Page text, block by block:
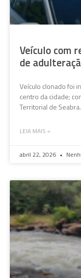
Veículo com
de
Veículo clonado foi
centro da cidade;
Territorial de
LEIA MAIS »
abril 22, 2026